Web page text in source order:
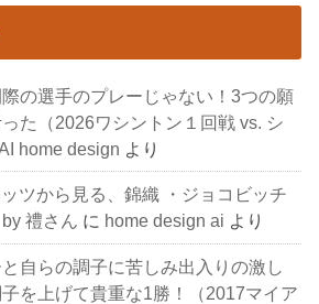
際の選手のプレーじゃない！3つの願
た（2026ワシントン１回戦 vs. シ
home design より
ツから見る、錦織 ・ジョコビッチ
禮さん に home design ai より
自らの調子に苦しみ出入りの激し
を上げて貴重な1勝！（2017マイア